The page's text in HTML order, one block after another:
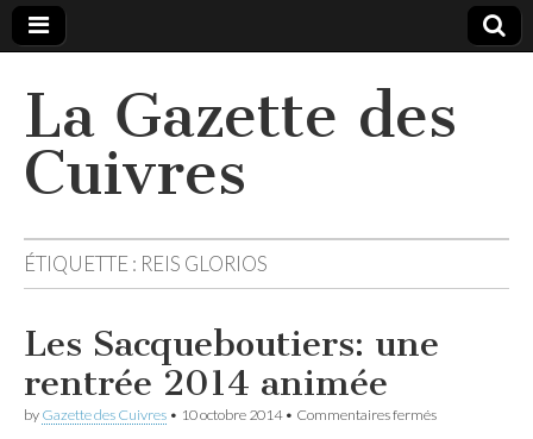
La Gazette des
Cuivres
ÉTIQUETTE : REIS GLORIOS
Les Sacqueboutiers: une
rentrée 2014 animée
by Gazette des Cuivres • 10 octobre 2014• Commentaires ferméssur